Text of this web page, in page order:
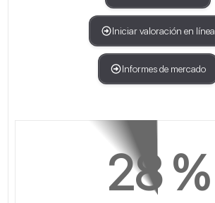
Iniciar valoración en línea
Informes de mercado
28 %